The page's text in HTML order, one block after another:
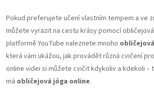
Pokud preferujete učení vlastním tempem a ve
můžete vyrazit na cestu krásy pomocí obličejová
platformě YouTube naleznete mnoho
která vám ukážou, jak provádět různá cvičení
online videi si můžete cvičit kdykoliv a kdekoli –
má obličejová jóga online.